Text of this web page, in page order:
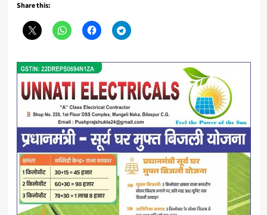
Share this: